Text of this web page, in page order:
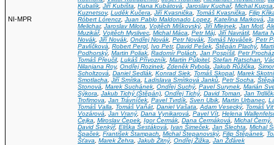
NI-MPR
Kubalík, Jiří Kubišta, Hana Kubátová, Jaroslav Kuchař, Michal Kupsa
Kuznetsov, Luděk Kučera, Jiří Kvasnička, Tomáš Kvasnička, Filip
Róbert Lórencz, Juan Pablo Maldonado Lopez, Kateřina Marková,
Melichar, Jaroslav Milota, Vojtěch Miškovský, Jiří Mlejnek, Jan Motl,
Muzikář, Vojtěch Myslivec, Michal Máca, Petr Máj, Jiří Navrátil, Marta
Novák, Jiří Novák, Ondřej Novák, Petr Novák, Tomáš Nováček, Petr
Pavlíčková, Robert Pergl, Ivo Petr, David Pešek, Štěpán Plachý,
Podhorský, Martin Poliak, Radomír Polách, Jan Pospíšil, Petr
Tomáš Přeučil, Lukáš Přívozník, Martin Půlpitel, Stefan Ratschan,
Nilanjana Roy, Ondřej Rozinek,Zdeněk Rybola, Jakub Růžička,
Scholtzová, Daniel Sedlák, Konrad Siek, Tomáš Skopal, Marek
Smotlacha, Jiří Smítka, Ladislava Smítková Janků, Petr Socha,
Stonová, Marek Suchánek, Ondřej Suchý, Pavel Surynek, Marián
Sýkora, Jakub Tichý (Štěpán), Ondřej Tichý, David Toman, Jan
Trofimova, Jan Trávníček, Pavel Tvrdík, Sven Ubik, Martin Urbanec,
Tomáš Valla, Tomáš Vaňát, Daniel Vašata,Adam Vesecký, Tomáš
Vozárová, Jan Vraný, Dana Vynikarová, Pavel Vít, Helena
Čejka, Miroslav Čepek, Igor Čermák, Dana Čermáková, Michal Černý,
David Šenkýř, Eliška Šestáková, Ivan Šimeček, Jan Šlechta, Michal
Špaček, František Štampach, Michal Štepanovský, Filip Štěpánek,
Šťava, Marek Žehra, Jakub Žitný, Ondřej Žižka, Jan Žďárek